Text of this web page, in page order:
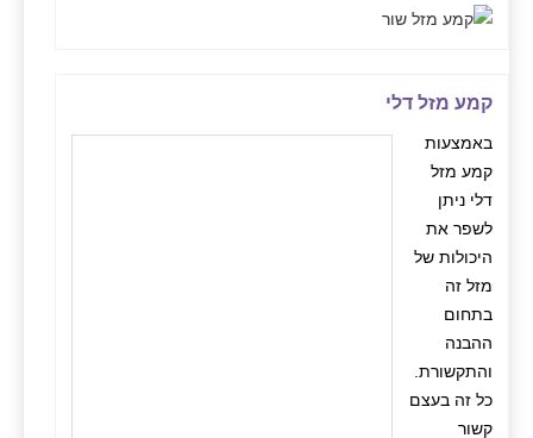
קמע מזל דלי
באמצעות
קמע מזל
דלי ניתן
לשפר את
היכולות של
מזל זה
בתחום
ההבנה
והתקשורת.
כל זה בעצם
קשור